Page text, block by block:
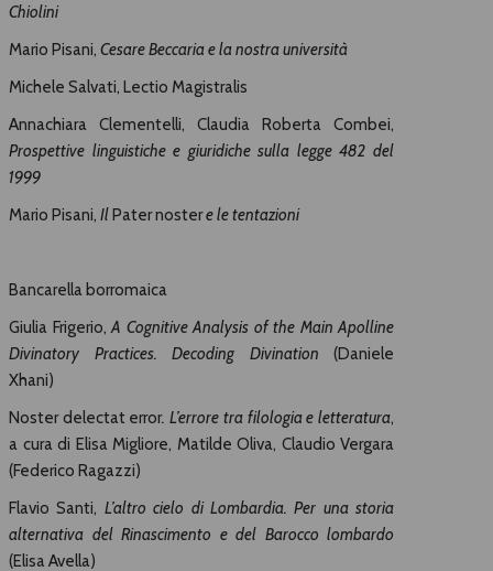
Chiolini
Mario Pisani, Cesare Beccaria e la nostra università
Michele Salvati, Lectio Magistralis
Annachiara Clementelli, Claudia Roberta Combei,
Prospettive linguistiche e giuridiche sulla legge 482 del
1999
Mario Pisani, IlPater nostere le tentazioni
Bancarella borromaica
Giulia Frigerio,A Cognitive Analysis of the Main Apolline
Divinatory Practices. Decoding Divination (Daniele
Xhani)
Noster delectat error. L’errore tra filologia e letteratura,
a cura di Elisa Migliore, Matilde Oliva, Claudio Vergara
(Federico Ragazzi)
Flavio Santi, L’altro cielo di Lombardia. Per una storia
alternativa del Rinascimento e del Barocco lombardo
(Elisa Avella)